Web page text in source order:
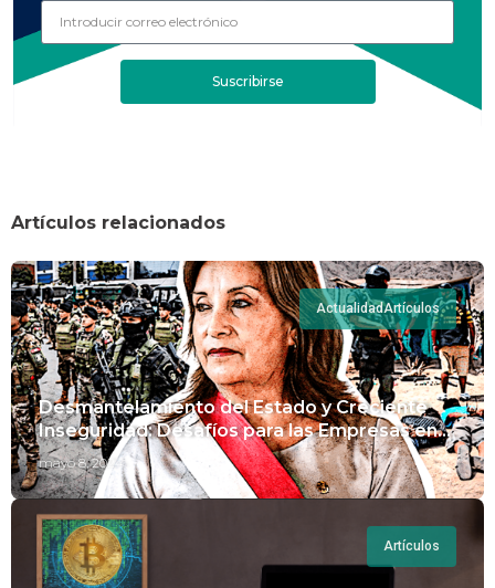
Suscribirse
Artículos relacionados
ActualidadArtículos
Desmantelamiento del Estado y Creciente
Inseguridad: Desafíos para las Empresas en
Perú.
mayo 8, 2024
Artículos